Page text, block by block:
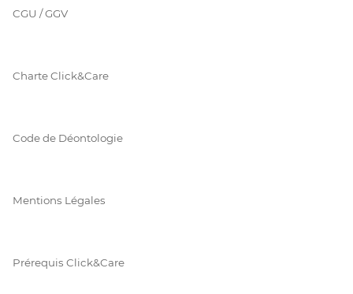
CGU / GGV
Charte Click&Care
Code de Déontologie
Mentions Légales
Prérequis Click&Care